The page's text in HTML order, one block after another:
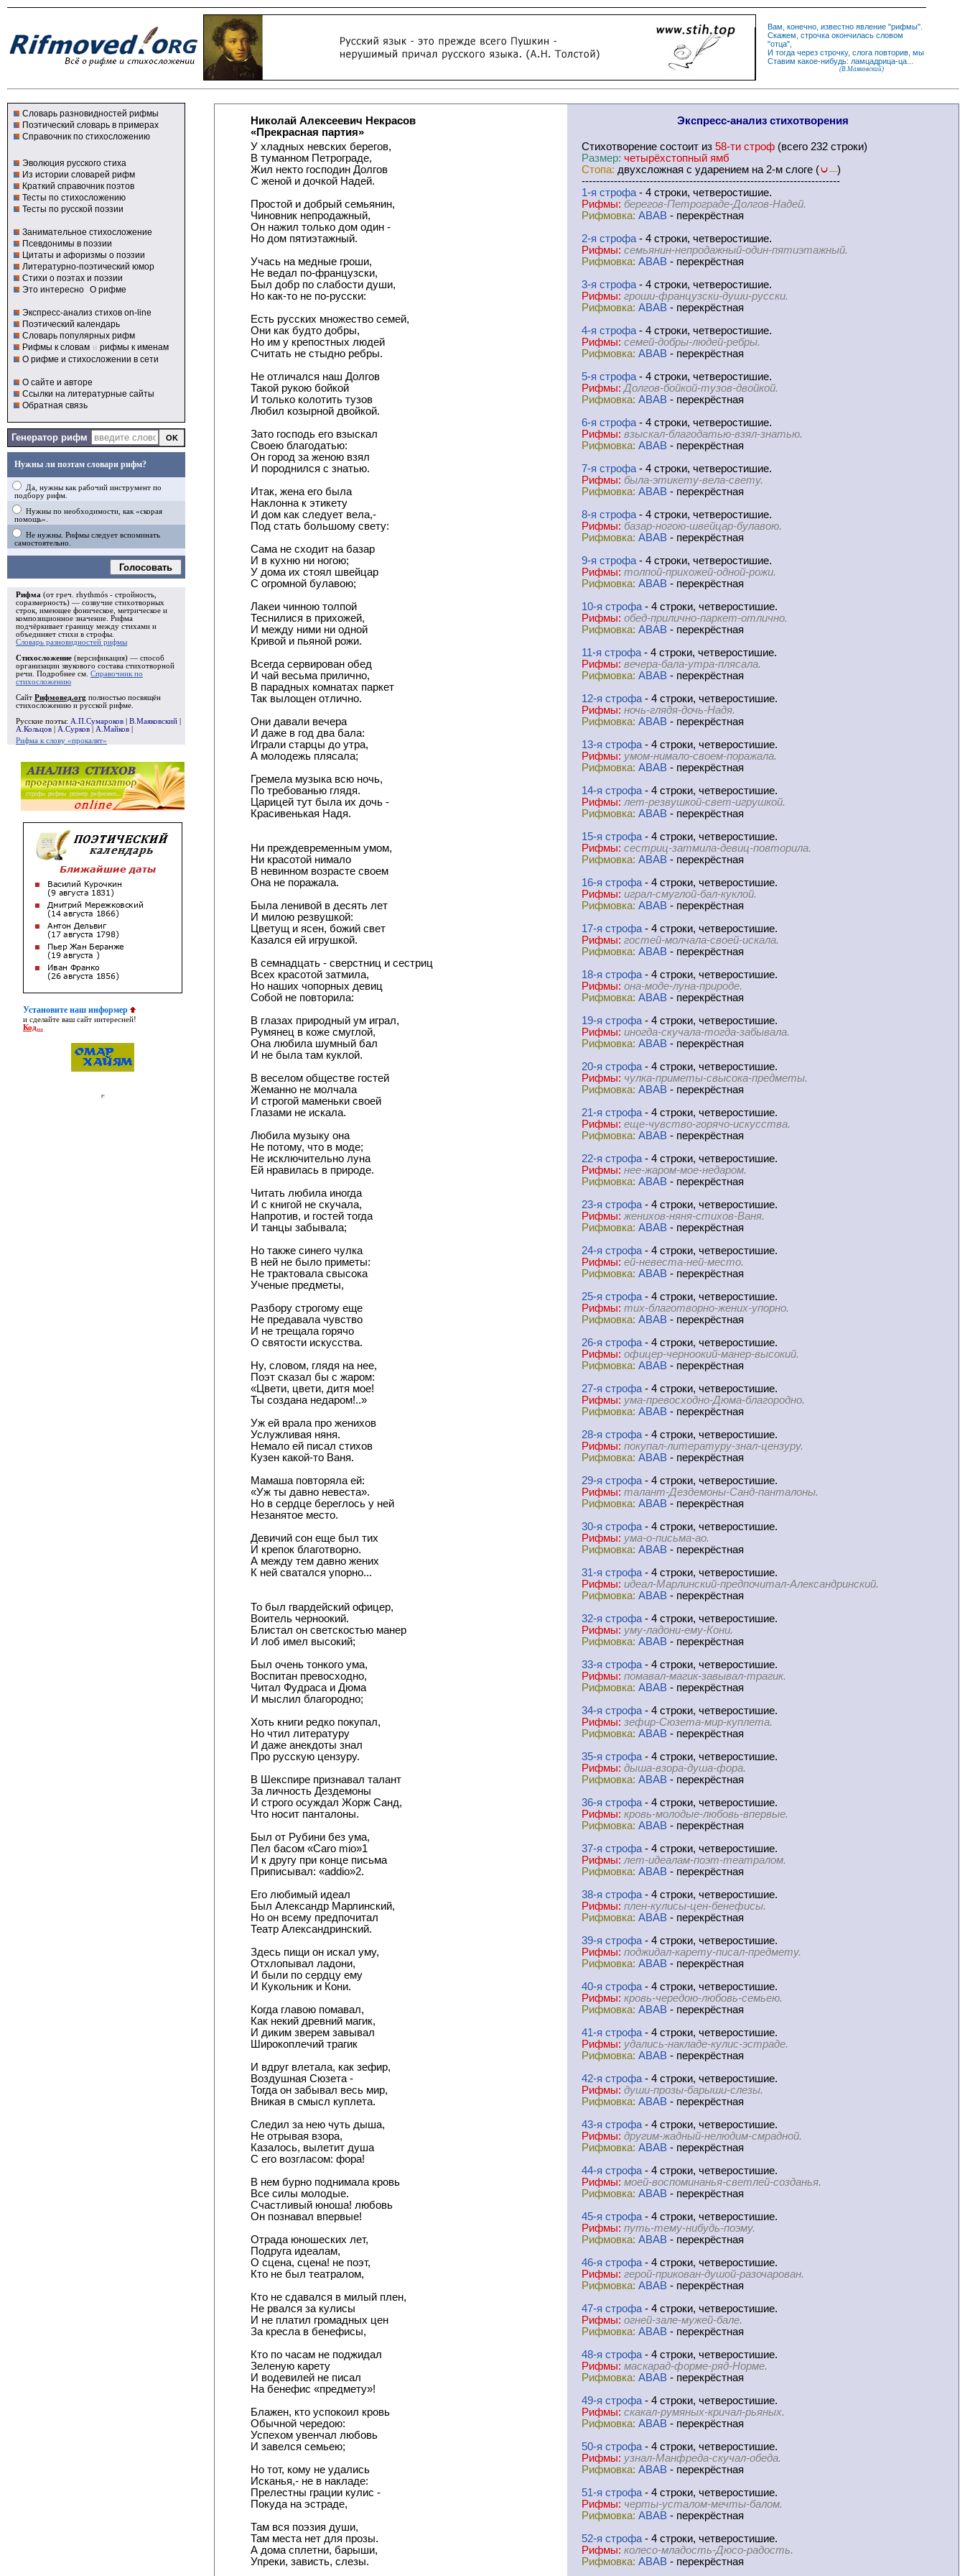
Вам, конечно, известно явление "рифмы".
Скажем, строчка окончилась словом
"отца",
И тогда через строчку, слога повторив, мы
Ставим какое-нибудь: ламцадрица-ца...
(В.Маяковский)
Словарь разновидностей рифмы
Поэтический словарь в примерах
Справочник по стихосложению
Эволюция русского стиха
Из истории словарей рифм
Краткий справочник поэтов
Тесты по стихосложению
Тесты по русской поэзии
Занимательное стихосложение
Псевдонимы в поэзии
Цитаты и афоризмы о поэзии
Литературно-поэтический юмор
Стихи о поэтах и поэзии
Это интересно О рифме
Экспресс-анализ стихов on-line
Поэтический календарь
Словарь популярных рифм
Рифмы к словам и рифмы к именам
О рифме и стихосложении в сети
О сайте и авторе
Ссылки на литературные сайты
Обратная связь
Генератор рифм
Нужны ли поэтам словари рифм?
Да, нужны как рабочий инструмент по
подбору рифм.
Нужны по необходимости, как «скорая
помощь».
Не нужны. Рифмы следует вспоминать
самостоятельно.
Голосовать
Рифма (от греч. rhythmós - стройность,
соразмерность) — созвучие стихотворных
строк, имеющее фоническое, метрическое и
композиционное значение. Рифма
подчёркивает границу между стихами и
объединяет стихи в строфы
Словарь разновидностей рифмы
Стихосложение (версификация) — способ
организации звукового состава стихотворной
речи. Подробнее см. Справочник по
стихосложению
Сайт Рифмовед.org полностью посвящён
стихосложению и русской рифме.
Русские поэты: А.П.Сумароков В.Маяковский
А.Кольцов
А.Сурков А.Майков
Рифма к слову «прокалят»
Установите наш информер
и сделайте ваш сайт интересней!
Код...
Николай Алексеевич Некрасов
«Прекрасная партия»
У хладных невских берегов,
В туманном Петрограде,
Жил некто господин Долгов
С женой и дочкой Надей.
Простой и добрый семьянин,
Чиновник непродажный,
Он нажил только дом один -
Но дом пятиэтажный.
Учась на медные гроши,
Не ведал по-французски,
Был добр по слабости души,
Но как-то не по-русски:
Есть русских множество семей,
Они как будто добры,
Но им у крепостных людей
Считать не стыдно ребры.
Не отличался наш Долгов
Такой рукою бойкой
И только колотить тузов
Любил козырной двойкой.
Зато господь его взыскал
Своею благодатью:
Он город за женою взял
И породнился с знатью.
Итак, жена его была
Наклонна к этикету
И дом как следует вела,-
Под стать большому свету:
Сама не сходит на базар
И в кухню ни ногою;
У дома их стоял швейцар
С огромной булавою;
Лакеи чинною толпой
Теснилися в прихожей,
И между ними ни одной
Кривой и пьяной рожи.
Всегда сервирован обед
И чай весьма прилично,
В парадных комнатах паркет
Так вылощен отлично.
Они давали вечера
И даже в год два бала:
Играли старцы до утра,
А молодежь плясала;
Гремела музыка всю ночь,
По требованью глядя.
Царицей тут была их дочь -
Красивенькая Надя.
Ни преждевременным умом,
Ни красотой нимало
В невинном возрасте своем
Она не поражала.
Была ленивой в десять лет
И милою резвушкой:
Цветущ и ясен, божий свет
Казался ей игрушкой.
В семнадцать - сверстниц и сестриц
Всех красотой затмила,
Но наших чопорных девиц
Собой не повторила:
В глазах природный ум играл,
Румянец в коже смуглой,
Она любила шумный бал
И не была там куклой.
В веселом обществе гостей
Жеманно не молчала
И строгой маменьки своей
Глазами не искала.
Любила музыку она
Не потому, что в моде;
Не исключительно луна
Ей нравилась в природе.
Читать любила иногда
И с книгой не скучала,
Напротив, и гостей тогда
И танцы забывала;
Но также синего чулка
В ней не было приметы:
Не трактовала свысока
Ученые предметы,
Разбору строгому еще
Не предавала чувство
И не трещала горячо
О святости искусства.
Ну, словом, глядя на нее,
Поэт сказал бы с жаром:
«Цвети, цвети, дитя мое!
Ты создана недаром!..»
Уж ей врала про женихов
Услужливая няня.
Немало ей писал стихов
Кузен какой-то Ваня.
Мамаша повторяла ей:
«Уж ты давно невеста».
Но в сердце береглось у ней
Незанятое место.
Девичий сон еще был тих
И крепок благотворно.
А между тем давно жених
К ней сватался упорно...
То был гвардейский офицер,
Воитель черноокий.
Блистал он светскостью манер
И лоб имел высокий;
Был очень тонкого ума,
Воспитан превосходно,
Читал Фудраса и Дюма
И мыслил благородно;
Хоть книги редко покупал,
Но чтил литературу
И даже анекдоты знал
Про русскую цензуру.
В Шекспире признавал талант
За личность Дездемоны
И строго осуждал Жорж Санд,
Что носит панталоны.
Был от Рубини без ума,
Пел басом «Caro mio»1
И к другу при конце письма
Приписывал: «addio»2.
Его любимый идеал
Был Александр Марлинский,
Но он всему предпочитал
Театр Александринский.
Здесь пищи он искал уму,
Отхлопывал ладони,
И были по сердцу ему
И Кукольник и Кони.
Когда главою помавал,
Как некий древний магик,
И диким зверем завывал
Широкоплечий трагик
И вдруг влетала, как зефир,
Воздушная Сюзета -
Тогда он забывал весь мир,
Вникая в смысл куплета.
Следил за нею чуть дыша,
Не отрывая взора,
Казалось, вылетит душа
С его возгласом: фора!
В нем бурно поднимала кровь
Все силы молодые.
Счастливый юноша! любовь
Он познавал впервые!
Отрада юношеских лет,
Подруга идеалам,
О сцена, сцена! не поэт,
Кто не был театралом,
Кто не сдавался в милый плен,
Не рвался за кулисы
И не платил громадных цен
За кресла в бенефисы,
Кто по часам не поджидал
Зеленую карету
И водевилей не писал
На бенефис «предмету»!
Блажен, кто успокоил кровь
Обычной чередою:
Успехом увенчал любовь
И завелся семьею;
Но тот, кому не удались
Исканья,- не в накладе:
Прелестны грации кулис -
Покуда на эстраде,
Там вся поэзия души,
Там места нет для прозы.
А дома сплетни, барыши,
Упреки, зависть, слезы.
Экспресс-анализ стихотворения
Cтихотворение состоит из 58-ти строф (всего 232 строки)
Размер: четырёхстопный ямб
Стопа: двухсложная с ударением на 2-м слоге ( —)
------------------------------------------------------------------------
1-я cтрофа - 4 строки, четверостишие.
Рифмы: берегов-Петрограде-Долгов-Надей.
Рифмовка: ABAB - перекрёстная
2-я cтрофа - 4 строки, четверостишие.
Рифмы: семьянин-непродажный-один-пятиэтажный.
Рифмовка: ABAB - перекрёстная
3-я cтрофа - 4 строки, четверостишие.
Рифмы: гроши-французски-души-русски.
Рифмовка: ABAB - перекрёстная
4-я cтрофа - 4 строки, четверостишие.
Рифмы: семей-добры-людей-ребры.
Рифмовка: ABAB - перекрёстная
5-я cтрофа - 4 строки, четверостишие.
Рифмы: Долгов-бойкой-тузов-двойкой.
Рифмовка: ABAB - перекрёстная
6-я cтрофа - 4 строки, четверостишие.
Рифмы: взыскал-благодатью-взял-знатью.
Рифмовка: ABAB - перекрёстная
7-я cтрофа - 4 строки, четверостишие.
Рифмы: была-этикету-вела-свету.
Рифмовка: ABAB - перекрёстная
8-я cтрофа - 4 строки, четверостишие.
Рифмы: базар-ногою-швейцар-булавою.
Рифмовка: ABAB - перекрёстная
9-я cтрофа - 4 строки, четверостишие.
Рифмы: толпой-прихожей-одной-рожи.
Рифмовка: ABAB - перекрёстная
10-я cтрофа - 4 строки, четверостишие.
Рифмы: обед-прилично-паркет-отлично.
Рифмовка: ABAB - перекрёстная
11-я cтрофа - 4 строки, четверостишие.
Рифмы: вечера-бала-утра-плясала.
Рифмовка: ABAB - перекрёстная
12-я cтрофа - 4 строки, четверостишие.
Рифмы: ночь-глядя-дочь-Надя.
Рифмовка: ABAB - перекрёстная
13-я cтрофа - 4 строки, четверостишие.
Рифмы: умом-нимало-своем-поражала.
Рифмовка: ABAB - перекрёстная
14-я cтрофа - 4 строки, четверостишие.
Рифмы: лет-резвушкой-свет-игрушкой.
Рифмовка: ABAB - перекрёстная
15-я cтрофа - 4 строки, четверостишие.
Рифмы: сестриц-затмила-девиц-повторила.
Рифмовка: ABAB - перекрёстная
16-я cтрофа - 4 строки, четверостишие.
Рифмы: играл-смуглой-бал-куклой.
Рифмовка: ABAB - перекрёстная
17-я cтрофа - 4 строки, четверостишие.
Рифмы: гостей-молчала-своей-искала.
Рифмовка: ABAB - перекрёстная
18-я cтрофа - 4 строки, четверостишие.
Рифмы: она-моде-луна-природе.
Рифмовка: ABAB - перекрёстная
19-я cтрофа - 4 строки, четверостишие.
Рифмы: иногда-скучала-тогда-забывала.
Рифмовка: ABAB - перекрёстная
20-я cтрофа - 4 строки, четверостишие.
Рифмы: чулка-приметы-свысока-предметы.
Рифмовка: ABAB - перекрёстная
21-я cтрофа - 4 строки, четверостишие.
Рифмы: еще-чувство-горячо-искусства.
Рифмовка: ABAB - перекрёстная
22-я cтрофа - 4 строки, четверостишие.
Рифмы: нее-жаром-мое-недаром.
Рифмовка: ABAB - перекрёстная
23-я cтрофа - 4 строки, четверостишие.
Рифмы: женихов-няня-стихов-Ваня.
Рифмовка: ABAB - перекрёстная
24-я cтрофа - 4 строки, четверостишие.
Рифмы: ей-невеста-ней-место.
Рифмовка: ABAB - перекрёстная
25-я cтрофа - 4 строки, четверостишие.
Рифмы: тих-благотворно-жених-упорно.
Рифмовка: ABAB - перекрёстная
26-я cтрофа - 4 строки, четверостишие.
Рифмы: офицер-черноокий-манер-высокий.
Рифмовка: ABAB - перекрёстная
27-я cтрофа - 4 строки, четверостишие.
Рифмы: ума-превосходно-Дюма-благородно.
Рифмовка: ABAB - перекрёстная
28-я cтрофа - 4 строки, четверостишие.
Рифмы: покупал-литературу-знал-цензуру.
Рифмовка: ABAB - перекрёстная
29-я cтрофа - 4 строки, четверостишие.
Рифмы: талант-Дездемоны-Санд-панталоны.
Рифмовка: ABAB - перекрёстная
30-я cтрофа - 4 строки, четверостишие.
Рифмы: ума-o-письма-ao.
Рифмовка: ABAB - перекрёстная
31-я cтрофа - 4 строки, четверостишие.
Рифмы: идеал-Марлинский-предпочитал-Александринский.
Рифмовка: ABAB - перекрёстная
32-я cтрофа - 4 строки, четверостишие.
Рифмы: уму-ладони-ему-Кони.
Рифмовка: ABAB - перекрёстная
33-я cтрофа - 4 строки, четверостишие.
Рифмы: помавал-магик-завывал-трагик.
Рифмовка: ABAB - перекрёстная
34-я cтрофа - 4 строки, четверостишие.
Рифмы: зефир-Сюзета-мир-куплета.
Рифмовка: ABAB - перекрёстная
35-я cтрофа - 4 строки, четверостишие.
Рифмы: дыша-взора-душа-фора.
Рифмовка: ABAB - перекрёстная
36-я cтрофа - 4 строки, четверостишие.
Рифмы: кровь-молодые-любовь-впервые.
Рифмовка: ABAB - перекрёстная
37-я cтрофа - 4 строки, четверостишие.
Рифмы: лет-идеалам-поэт-театралом.
Рифмовка: ABAB - перекрёстная
38-я cтрофа - 4 строки, четверостишие.
Рифмы: плен-кулисы-цен-бенефисы.
Рифмовка: ABAB - перекрёстная
39-я cтрофа - 4 строки, четверостишие.
Рифмы: поджидал-карету-писал-предмету.
Рифмовка: ABAB - перекрёстная
40-я cтрофа - 4 строки, четверостишие.
Рифмы: кровь-чередою-любовь-семьею.
Рифмовка: ABAB - перекрёстная
41-я cтрофа - 4 строки, четверостишие.
Рифмы: удались-накладе-кулис-эстраде.
Рифмовка: ABAB - перекрёстная
42-я cтрофа - 4 строки, четверостишие.
Рифмы: души-прозы-барыши-слезы.
Рифмовка: ABAB - перекрёстная
43-я cтрофа - 4 строки, четверостишие.
Рифмы: другим-жадный-нелюдим-смрадной.
Рифмовка: ABAB - перекрёстная
44-я cтрофа - 4 строки, четверостишие.
Рифмы: моей-воспоминанья-светлей-созданья.
Рифмовка: ABAB - перекрёстная
45-я cтрофа - 4 строки, четверостишие.
Рифмы: путь-тему-нибудь-поэму.
Рифмовка: ABAB - перекрёстная
46-я cтрофа - 4 строки, четверостишие.
Рифмы: герой-прикован-душой-разочарован.
Рифмовка: ABAB - перекрёстная
47-я cтрофа - 4 строки, четверостишие.
Рифмы: огней-зале-мужей-бале.
Рифмовка: ABAB - перекрёстная
48-я cтрофа - 4 строки, четверостишие.
Рифмы: маскарад-форме-ряд-Норме.
Рифмовка: ABAB - перекрёстная
49-я cтрофа - 4 строки, четверостишие.
Рифмы: скакал-румяных-кричал-рьяных.
Рифмовка: ABAB - перекрёстная
50-я cтрофа - 4 строки, четверостишие.
Рифмы: узнал-Манфреда-скучал-обеда.
Рифмовка: ABAB - перекрёстная
51-я cтрофа - 4 строки, четверостишие.
Рифмы: черты-усталом-мечты-балом.
Рифмовка: ABAB - перекрёстная
52-я cтрофа - 4 строки, четверостишие.
Рифмы: колесо-младость-Дюсо-радость.
Рифмовка: ABAB - перекрёстная